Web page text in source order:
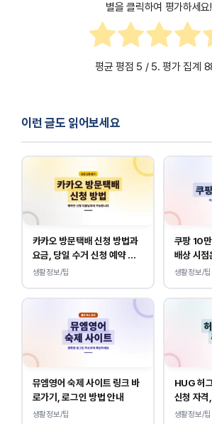
별을 클릭하여 평가하세요!
평균 평점 5 / 5. 평가 집계
이런 글도 읽어보세요
카카오 방문택배 신청 방법과
요금, 당일 수거 신청 예약 안
내
생활정보/팁
쿠팡 10
배상 시점
생활정보/팁
뮤엠영어 숙제 사이트 링크 바
로가기, 로그인 방법 안내
생활정보/팁
HUG 허
신청 자격
이 가능합
생활정보/팁